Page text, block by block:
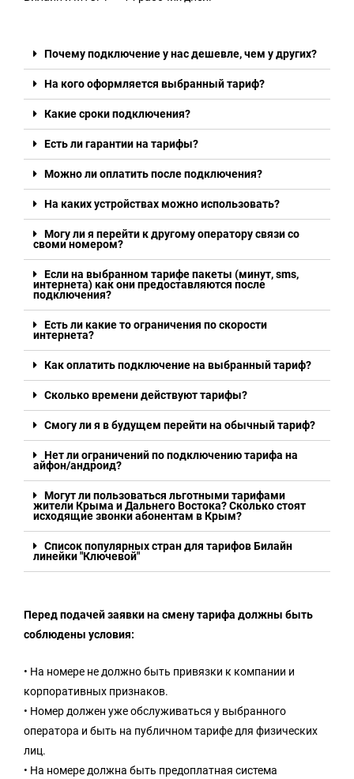
Почему подключение у нас дешевле, чем у других?
На кого оформляется выбранный тариф?
Какие сроки подключения?
Есть ли гарантии на тарифы?
Можно ли оплатить после подключения?
На каких устройствах можно использовать?
Могу ли я перейти к другому оператору связи со
своми номером?
Если на выбранном тарифе пакеты (минут, sms,
интернета) как они предоставляются после
подключения?
Есть ли какие то ограничения по скорости
интернета?
Как оплатить подключение на выбранный тариф?
Сколько времени действуют тарифы?
Смогу ли я в будущем перейти на обычный тариф?
Нет ли ограничений по подключению тарифа на
айфон/андроид?
Могут ли пользоваться льготными тарифами
жители Крыма и Дальнего Востока? Сколько стоят
исходящие звонки абонентам в Крым?
Список популярных стран для тарифов Билайн
линейки "Ключевой"
Перед подачей заявки на смену тарифа должны быть
соблюдены условия:
• На номере не должно быть привязки к компании и
корпоративных признаков.
• Номер должен уже обслуживаться у выбранного
оператора и быть на публичном тарифе для физических
лиц.
• На номере должна быть предоплатная система